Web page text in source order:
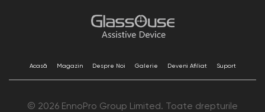
Acasă Magazin Despre Noi Galerie Deveni Afiliat Suport
© 2026 EnnoPro Group Limited. Toate drepturile